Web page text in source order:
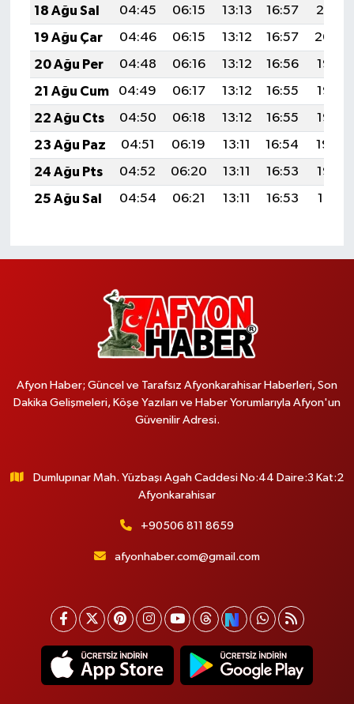
18 Ağu Sal
04:45 06:15 13:13 16:57
20:01
19 Ağu Çar
04:46 06:15 13:12 16:57
20:00
20 Ağu Per
04:48 06:16 13:12 16:56
19:58
21 Ağu Cum
04:49 06:17 13:12 16:55
19:57
22 Ağu Cts
04:50 06:18 13:12 16:55
19:56
23 Ağu Paz
04:51 06:19 13:11 16:54
19:54
24 Ağu Pts
04:52 06:20 13:11 16:53
19:53
25 Ağu Sal
04:54 06:21 13:11 16:53 19:51
Afyon Haber; Güncel ve Tarafsız Afyonkarahisar Haberleri, Son
Dakika Gelişmeleri, Köşe Yazıları ve Haber Yorumlarıyla Afyon'un
Güvenilir Adresi.
Dumlupınar Mah. Yüzbaşı Agah Caddesi No:44 Daire:3 Kat:2
Afyonkarahisar
+90506 811 8659
afyonhaber.com@gmail.com